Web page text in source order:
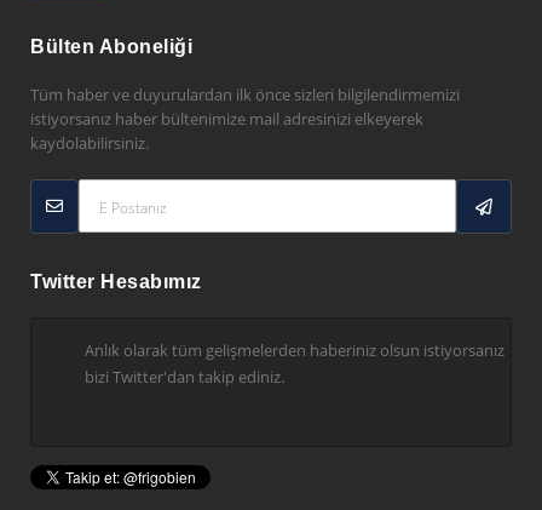
Bülten Aboneliği
Tüm haber ve duyurulardan ilk önce sizleri bilgilendirmemizi
istiyorsanız haber bültenimize mail adresinizi elkeyerek
kaydolabilirsiniz.
Twitter Hesabımız
Anlık olarak tüm gelişmelerden haberiniz olsun istiyorsanız
bizi Twitter'dan takip ediniz.